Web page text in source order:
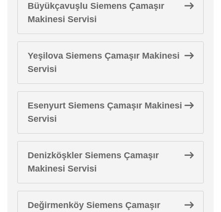
Büyükçavuşlu Siemens Çamaşır
Makinesi Servisi
Yeşilova Siemens Çamaşır Makinesi
Servisi
Esenyurt Siemens Çamaşır Makinesi
Servisi
Denizköşkler Siemens Çamaşır
Makinesi Servisi
Değirmenköy Siemens Çamaşır